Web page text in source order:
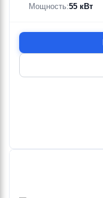
316Мощность:55 кВт